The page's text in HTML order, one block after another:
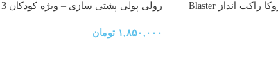
تفنگ اسباب بازی بلستر بازوکا راکت انداز Blaster
رولی پولی پشتی سازی – ویژه کودکان 3 ماه به بالا
۱,۸۵۰,۰۰۰ تومان